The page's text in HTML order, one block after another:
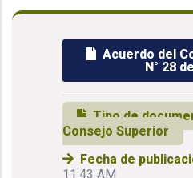
Acuerdo del
N° 28
Tipo de
Consejo Superior
Fecha de
11:43 AM